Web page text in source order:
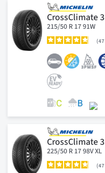
CrossClimate 3
215/50 R 17 91W
47
CrossClimate 3
225/50 R 17 98V XL
47